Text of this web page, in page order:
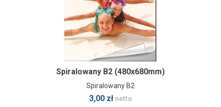
Spiralowany B2 (480x680mm)
Spiralowany B2
3,00 złnetto